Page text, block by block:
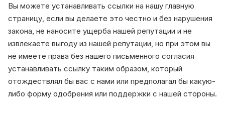
Вы можете устанавливать ссылки на нашу главную
страницу, если вы делаете это честно и без нарушения
закона, не наносите ущерба нашей репутации и не
извлекаете выгоду из нашей репутации, но при этом вы
не имеете права без нашего письменного согласия
устанавливать ссылку таким образом, который
отождествлял бы вас с нами или предполагал бы какую-
либо форму одобрения или поддержки с нашей стороны.